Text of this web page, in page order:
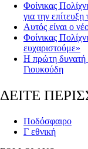
Φοίνικας
για την
Aυτός είναι ο
Φοίνικας
ευχαριστούμε»
Η πρώτη δυνατή
Γιουκούδη
ΔΕΙΤΕ
Ποδόσφαιρο
Γ εθνική